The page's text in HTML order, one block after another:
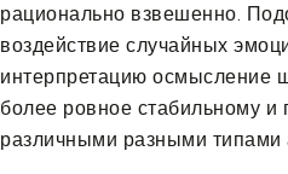
рационально взвешенно.
воздействие случайных
интерпретацию осмысление
более ровное стабильному и
различными разными типами